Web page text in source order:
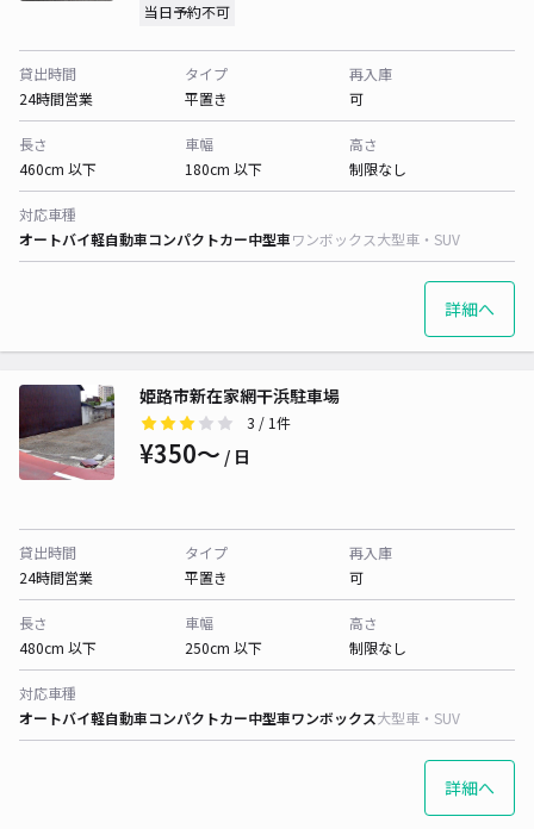
当日予約不可
貸出時間
24時間営業
タイプ
平置き
再入庫
可
長さ
460cm 以下
車幅
180cm 以下
高さ
制限なし
対応車種
オートバイ軽自動車コンパクトカー中型車ワンボックス大型車・SUV
詳細へ
姫路市新在家網干浜駐車場
3 / 1件
¥350〜 / 日
貸出時間
24時間営業
タイプ
平置き
再入庫
可
長さ
480cm 以下
車幅
250cm 以下
高さ
制限なし
対応車種
オートバイ軽自動車コンパクトカー中型車ワンボックス大型車・SUV
詳細へ